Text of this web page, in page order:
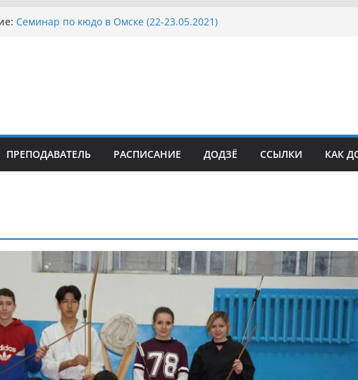
Семинар по кюдо в Омске (22-23.05.2021)
ПРЕПОДАВАТЕЛЬ РАСПИСАНИЕ ДОДЗЁ ССЫЛКИ КАК